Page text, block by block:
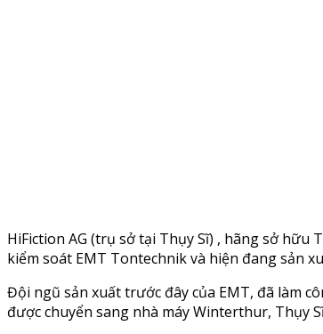
HiFiction AG (trụ sở tại Thụy Sĩ) , hãng sở
kiểm soát EMT Tontechnik và hiện đang sản
Đội ngũ sản xuất trước đây của EMT, đã làm
được chuyển sang nhà máy Winterthur, Thụy